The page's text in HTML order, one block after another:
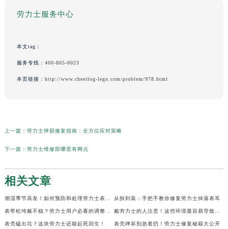
劳力士服务中心
本文tag：
服务专线： 400-805-0023
本页链接： http://www.cheerlog-lego.com/problem/978.html
上一篇： 劳力士摔损修复指南：全方位应对策略
下一篇： 劳力士维修部哪里有网点
相关文章
潮湿季节高发！如何预防和处理劳力士表盘生锈？ 从拆到装：手把手教你修复劳力士掉落表耳
表带松垮戴不稳？劳力士用户必看的调整秘籍！ 戴劳力士的人注意！这些环境最容易导致生锈
表壳磕出坑？这块劳力士还能起死回生！ 表壳摔坏别急着扔！劳力士修复秘籍大公开